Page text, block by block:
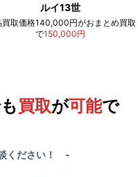
ルイ13世
買取価格140,000円がおまとめ買取
で150,000円
買取が可能で
ください！ -